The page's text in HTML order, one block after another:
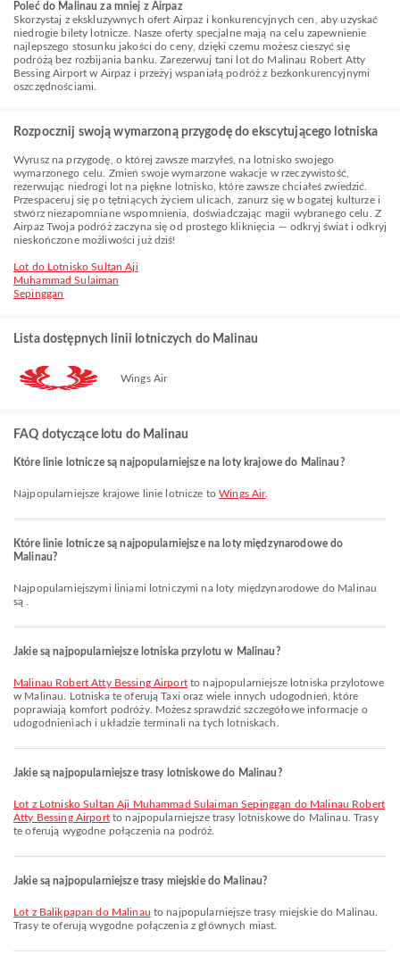
Poleć do Malinau za mniej z Airpaz
Skorzystaj z ekskluzywnych ofert Airpaz i konkurencyjnych cen, aby uzyskać
niedrogie bilety lotnicze. Nasze oferty specjalne mają na celu zapewnienie
najlepszego stosunku jakości do ceny, dzięki czemu możesz cieszyć się
podróżą bez rozbijania banku. Zarezerwuj tani lot do Malinau Robert Atty
Bessing Airport w Airpaz i przeżyj wspaniałą podróż z bezkonkurencyjnymi
oszczędnościami.
Rozpocznij swoją wymarzoną przygodę do ekscytującego lotniska
Wyrusz na przygodę, o której zawsze marzyłeś, na lotnisko swojego
wymarzonego celu. Zmień swoje wymarzone wakacje w rzeczywistość,
rezerwując niedrogi lot na piękne lotnisko, które zawsze chciałeś zwiedzić.
Przespaceruj się po tętniących życiem ulicach, zanurz się w bogatej kulturze i
stwórz niezapomniane wspomnienia, doświadczając magii wybranego celu. Z
Airpaz Twoja podróż zaczyna się od prostego kliknięcia — odkryj świat i odkryj
nieskończone możliwości już dziś!
Lot do Lotnisko Sultan Aji
Muhammad Sulaiman
Sepinggan
Lista dostępnych linii lotniczych do Malinau
Wings Air
FAQ dotyczące lotu do Malinau
Które linie lotnicze są najpopularniejsze na loty krajowe do Malinau?
Najpopularniejsze krajowe linie lotnicze toWings Air.
Które linie lotnicze są najpopularniejsze na loty międzynarodowe do
Malinau?
Najpopularniejszymi liniami lotniczymi na loty międzynarodowe do Malinau
są .
Jakie są najpopularniejsze lotniska przylotu w Malinau?
Malinau Robert Atty Bessing Airportto najpopularniejsze lotniska przylotowe
w Malinau. Lotniska te oferują Taxi oraz wiele innych udogodnień, które
poprawiają komfort podróży. Możesz sprawdzić szczegółowe informacje o
udogodnieniach i układzie terminali na tych lotniskach.
Jakie są najpopularniejsze trasy lotniskowe do Malinau?
lot z Lotnisko Sultan Aji Muhammad Sulaiman Sepinggan do Malinau Robert
Atty Bessing Airportto najpopularniejsze trasy lotniskowe do Malinau. Trasy
te oferują wygodne połączenia na podróż.
Jakie są najpopularniejsze trasy miejskie do Malinau?
lot z Balikpapan do Malinau to najpopularniejsze trasy miejskie do Malinau.
Trasy te oferują wygodne połączenia z głównych miast.